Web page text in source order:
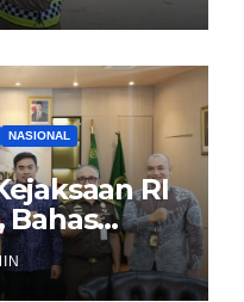
NASIONAL
RI
Bahas
Studi